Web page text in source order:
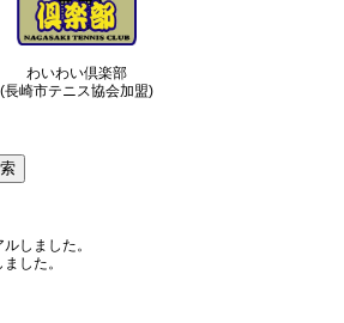
わいわい倶楽部
(長崎市テニス協会加盟)
しました。
した。